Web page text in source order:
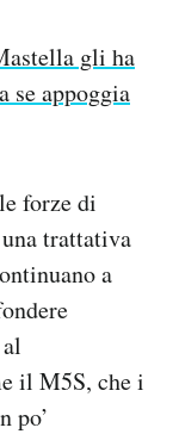
gli ha
se appoggia
forze di
trattativa
a
il M5S, che i
po’